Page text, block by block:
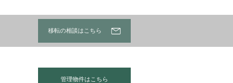
移転の相談はこちら
管理物件はこちら